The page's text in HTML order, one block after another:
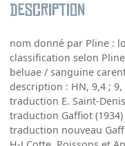
Description
nom donné par Pline :
classification selon
beluae / sanguine
description : HN, 9,4 ; 9,
traduction E. Saint-
traduction Gaffiot
traduction nouveau